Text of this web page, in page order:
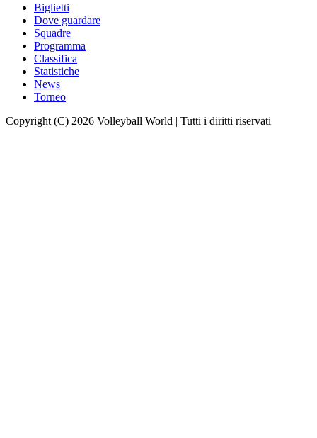
Biglietti
Dove guardare
Squadre
Programma
Classifica
Statistiche
News
Torneo
Copyright (C) 2026 Volleyball World | Tutti i diritti riservati